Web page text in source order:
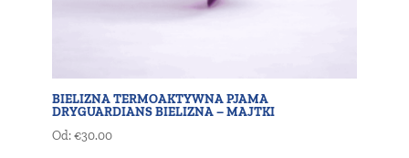
BIELIZNA TERMOAKTYWNA PJAMA
DRYGUARDIANS BIELIZNA – MAJTKI
Od:€30.00